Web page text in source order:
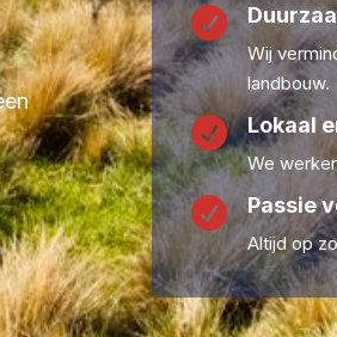

Wij
landbouw.
 Lokaal
We
 Passie
Altijd op